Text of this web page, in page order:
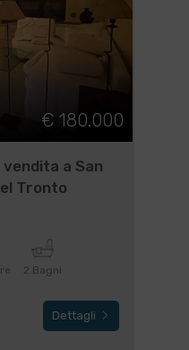
€ 180.000
a San
Tronto
2 Bagni
Dettagli